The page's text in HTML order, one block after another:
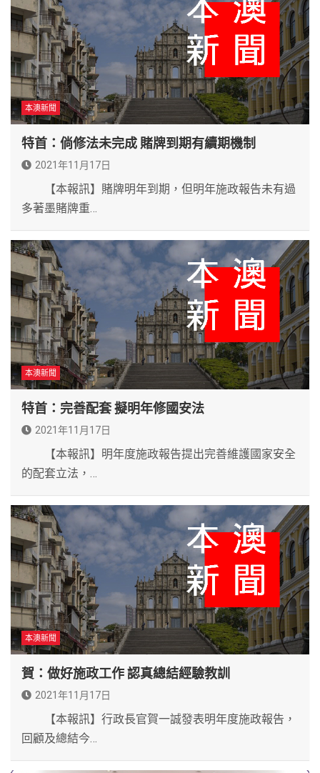
本澳新聞
特首：倘修法未完成 賭牌到期有續期機制
2021年11月17日
【本報訊】賭牌明年到期，但明年施政報告未有過
多著墨賭牌重…
本澳新聞
特首：完善配套 擬明年修國安法
2021年11月17日
【本報訊】明年度施政報告提出完善維護國家安全
的配套立法，…
本澳新聞
賀：做好施政工作 認真總結經驗教訓
2021年11月17日
【本報訊】行政長官賀一誠發表明年度施政報告，
回顧及總結今…